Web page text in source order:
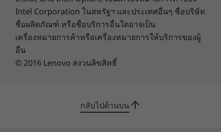
พร้อมตอบสนองความ
ต้องการของคุณ
สำรวจความสามารถในการปรับเข้ากับ Lenovo
การช่วยเหลือที่เป็นส่วนตัวที่ยกระดับเวิร์กโฟลว์ของ
Smart Power On: fingerprint reader integrated with
power button
Facial recognition to unlock
Key Software
Lenovo AI Now
Circle to Search with Google
Intel Corporation ในสหรัฐฯ และประเทศอื่นๆ ชื่อบริษัท
ชื่อผลิตภัณฑ์ หรือชื่อบริการอื่นใดอาจเป็น
เครื่องหมายการค้าหรือเครื่องหมายการให้บริการของผู้
อื่น
© 2016 Lenovo สงวนลิขสิทธิ์
กลับไปด้านบน